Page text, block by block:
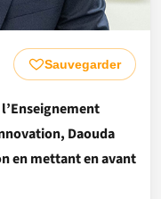
Sauvegarder
Daouda
en mettant en avant